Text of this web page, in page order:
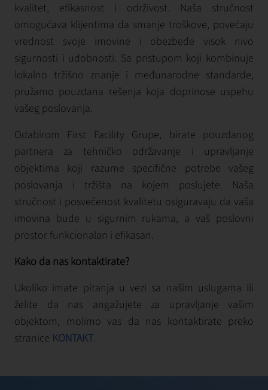
kvalitet, efikasnost i održivost. Naša stručnost
omogućava klijentima da smanje troškove, povećaju
vrednost svoje imovine i obezbede visok nivo
sigurnosti i udobnosti. Sa pristupom koji kombinuje
lokalno tržišno znanje i međunarodne standarde,
pružamo pouzdana rešenja koja doprinosе uspehu
vašeg poslovanja.
Odabirom First Facility Grupe, birate pouzdanog
partnera za tehničko održavanje i upravljanje
objektima koji razume specifične potrebe vašeg
poslovanja i tržišta na kojem poslujete. Naša
stručnost i posvećenost kvalitetu osiguravaju da vaša
imovina bude u sigurnim rukama, a vaš poslovni
prostor funkcionalan i efikasan.
Kako da nas kontaktirate?
Ukoliko imate pitanja u vezi sa našim uslugama ili
želite da nas angažujete za upravljanje vašim
objektom, molimo vas da nas kontaktirate preko
stranice KONTAKT.